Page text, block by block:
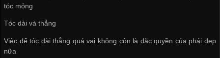
tóc mỏng
Tóc dài và thẳng
Việc để tóc dài thẳng quá vai không còn là đặc quyền của phái đẹp
nữa